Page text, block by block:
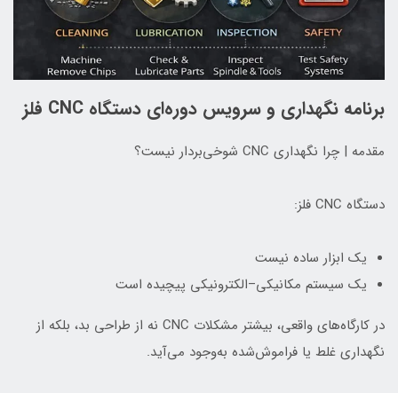
برنامه نگهداری و سرویس دوره‌ای دستگاه CNC فلز
مقدمه | چرا نگهداری CNC شوخی‌بردار نیست؟
دستگاه CNC فلز:
یک ابزار ساده نیست
یک سیستم مکانیکی–الکترونیکی پیچیده است
در کارگاه‌های واقعی، بیشتر مشکلات CNC نه از طراحی بد، بلکه از
نگهداری غلط یا فراموش‌شده به‌وجود می‌آید.